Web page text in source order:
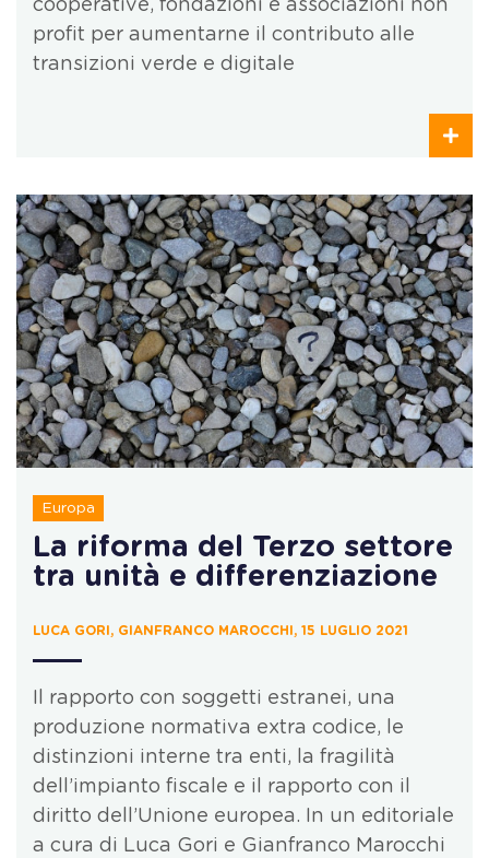
cooperative, fondazioni e associazioni non
profit per aumentarne il contributo alle
transizioni verde e digitale
Europa
La riforma del Terzo settore
tra unità e differenziazione
LUCA GORI, GIANFRANCO MAROCCHI, 15 LUGLIO 2021
Il rapporto con soggetti estranei, una
produzione normativa extra codice, le
distinzioni interne tra enti, la fragilità
dell’impianto fiscale e il rapporto con il
diritto dell’Unione europea. In un editoriale
a cura di Luca Gori e Gianfranco Marocchi